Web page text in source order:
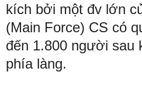
kích bởi một đv lớn
(Main Force) CS có
đến 1.800 người sau
phía làng.